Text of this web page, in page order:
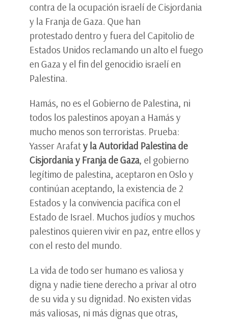
contra de la ocupación israelí de Cisjordania
y la Franja de Gaza. Que han
protestado dentro y fuera del Capitolio de
Estados Unidos reclamando un alto el fuego
en Gaza y el fin del genocidio israelí en
Palestina.
Hamás, no es el Gobierno de Palestina, ni
todos los palestinos apoyan a Hamás y
mucho menos son terroristas. Prueba:
Yasser Arafaty la Autoridad Palestina de
Cisjordania y Franja de Gaza, el gobierno
legítimo de palestina, aceptaron en Oslo y
continúan aceptando, la existencia de 2
Estados y la convivencia pacífica con el
Estado de Israel. Muchos judíos y muchos
palestinos quieren vivir en paz, entre ellos y
con el resto del mundo.
La vida de todo ser humano es valiosa y
digna y nadie tiene derecho a privar al otro
de su vida y su dignidad. No existen vidas
más valiosas, ni más dignas que otras,